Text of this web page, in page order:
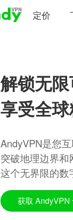
定价
解锁无限
享受全球
AndyVPN是您
突破地理边界
这个无界限的数
获取 AndyVPN